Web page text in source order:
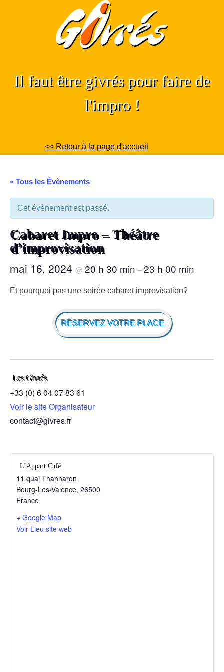
Il faut être givrés pour faire de
l'impro !
<< Retour à la page d'accueil
« Tous les Évènements
Cet évènement est passé.
Cabaret Impro – Théâtre
d’improvisation
mai 16, 2024 @ 20 h 30 min –23 h 00 min
Et pourquoi pas une soirée cabaret improvisation?
RÉSERVEZ VOTRE PLACE
Les Givrés
+33 (0) 6 04 07 83 61
Voir le site Organisateur
contact@givres.fr
L’Appart Café
11 quai Thannaron
Bourg-Les-Valence, 26500
France
+ Google Map
Voir Lieu site web